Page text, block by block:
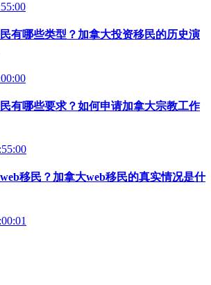
有哪些类型？加拿大投资移民的历史演
有哪些要求？如何申请加拿大宗教工作
移民？加拿大web移民的真实情况是什